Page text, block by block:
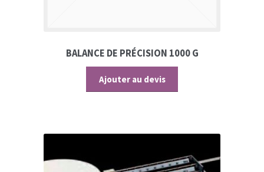
BALANCE DE PRÉCISION 1000 G
Ajouter au devis